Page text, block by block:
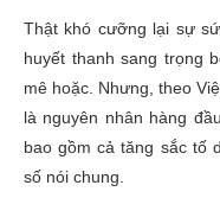
Thật khó cưỡng lại sự
huyết thanh sang trọng
mê hoặc . Nhưng , theo
là nguyên nhân hàng
bao gồm cảtăng sắc tố
số nói chung.